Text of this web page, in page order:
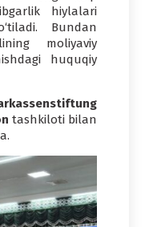
hiylalari
Bundan
moliyaviy
huquqiy
tashkiloti bilan